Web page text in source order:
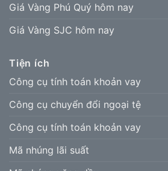
Giá Vàng Phú Quý hôm nay
Giá Vàng SJC hôm nay
Tiện ích
Công cụ tính toán khoản vay
Công cụ chuyển đổi ngoại tệ
Công cụ tính toán khoản vay
Mã nhúng lãi suất